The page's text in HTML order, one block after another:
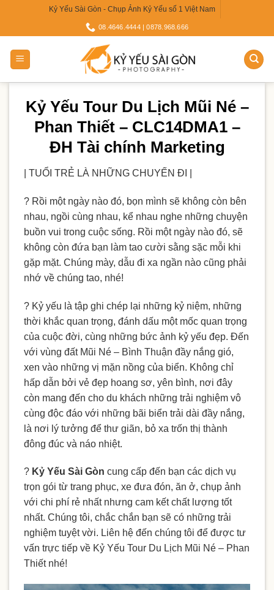
content
Kỷ Yếu Sài Gòn - Chụp Ảnh Kỷ Yếu số 1 Việt Nam
08.4646.4444 | 0878.968.666
Kỷ Yếu Tour Du Lịch Mũi Né –
Phan Thiết – CLC14DMA1 –
ĐH Tài chính Marketing
| TUỔI TRẺ LÀ NHỮNG CHUYẾN ĐI |
? Rồi một ngày nào đó, bọn mình sẽ không còn bên
nhau, ngồi cùng nhau, kể nhau nghe những chuyện
buồn vui trong cuộc sống. Rồi một ngày nào đó, sẽ
không còn đứa bạn làm tao cười sằng sặc mỗi khi
gặp mặt. Chúng mày, dẫu đi xa ngần nào cũng phải
nhớ về chúng tao, nhé!
? Kỷ yếu là tập ghi chép lại những kỷ niệm, những
thời khắc quan trọng, đánh dấu một mốc quan trọng
của cuộc đời, cùng những bức ảnh kỷ yếu đẹp. Đến
với vùng đất Mũi Né – Bình Thuận đầy nắng gió,
xen vào những vị mặn nồng của biển. Không chỉ
hấp dẫn bởi vẻ đẹp hoang sơ, yên bình, nơi đây
còn mang đến cho du khách những trải nghiệm vô
cùng độc đáo với những bãi biển trải dài đầy nắng,
là nơi lý tưởng để thư giãn, bỏ xa trốn thị thành
đông đúc và náo nhiệt.
? Kỷ Yếu Sài Gòn cung cấp đến bạn các dịch vụ
trọn gói từ trang phục, xe đưa đón, ăn ở, chụp ảnh
với chi phí rẻ nhất nhưng cam kết chất lượng tốt
nhất. Chúng tôi, chắc chắn bạn sẽ có những trải
nghiệm tuyệt vời. Liên hệ đến chúng tôi để được tư
vấn trực tiếp về Kỷ Yếu Tour Du Lịch Mũi Né – Phan
Thiết nhé!